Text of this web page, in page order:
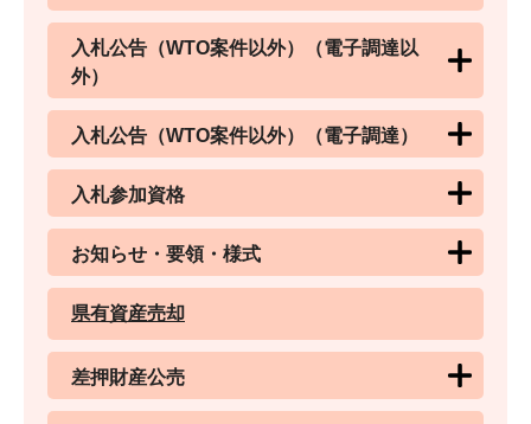
入札公告（WTO案件以外）（電子調達以
外）
入札公告（WTO案件以外）（電子調達）
入札参加資格
お知らせ・要領・様式
県有資産売却
差押財産公売